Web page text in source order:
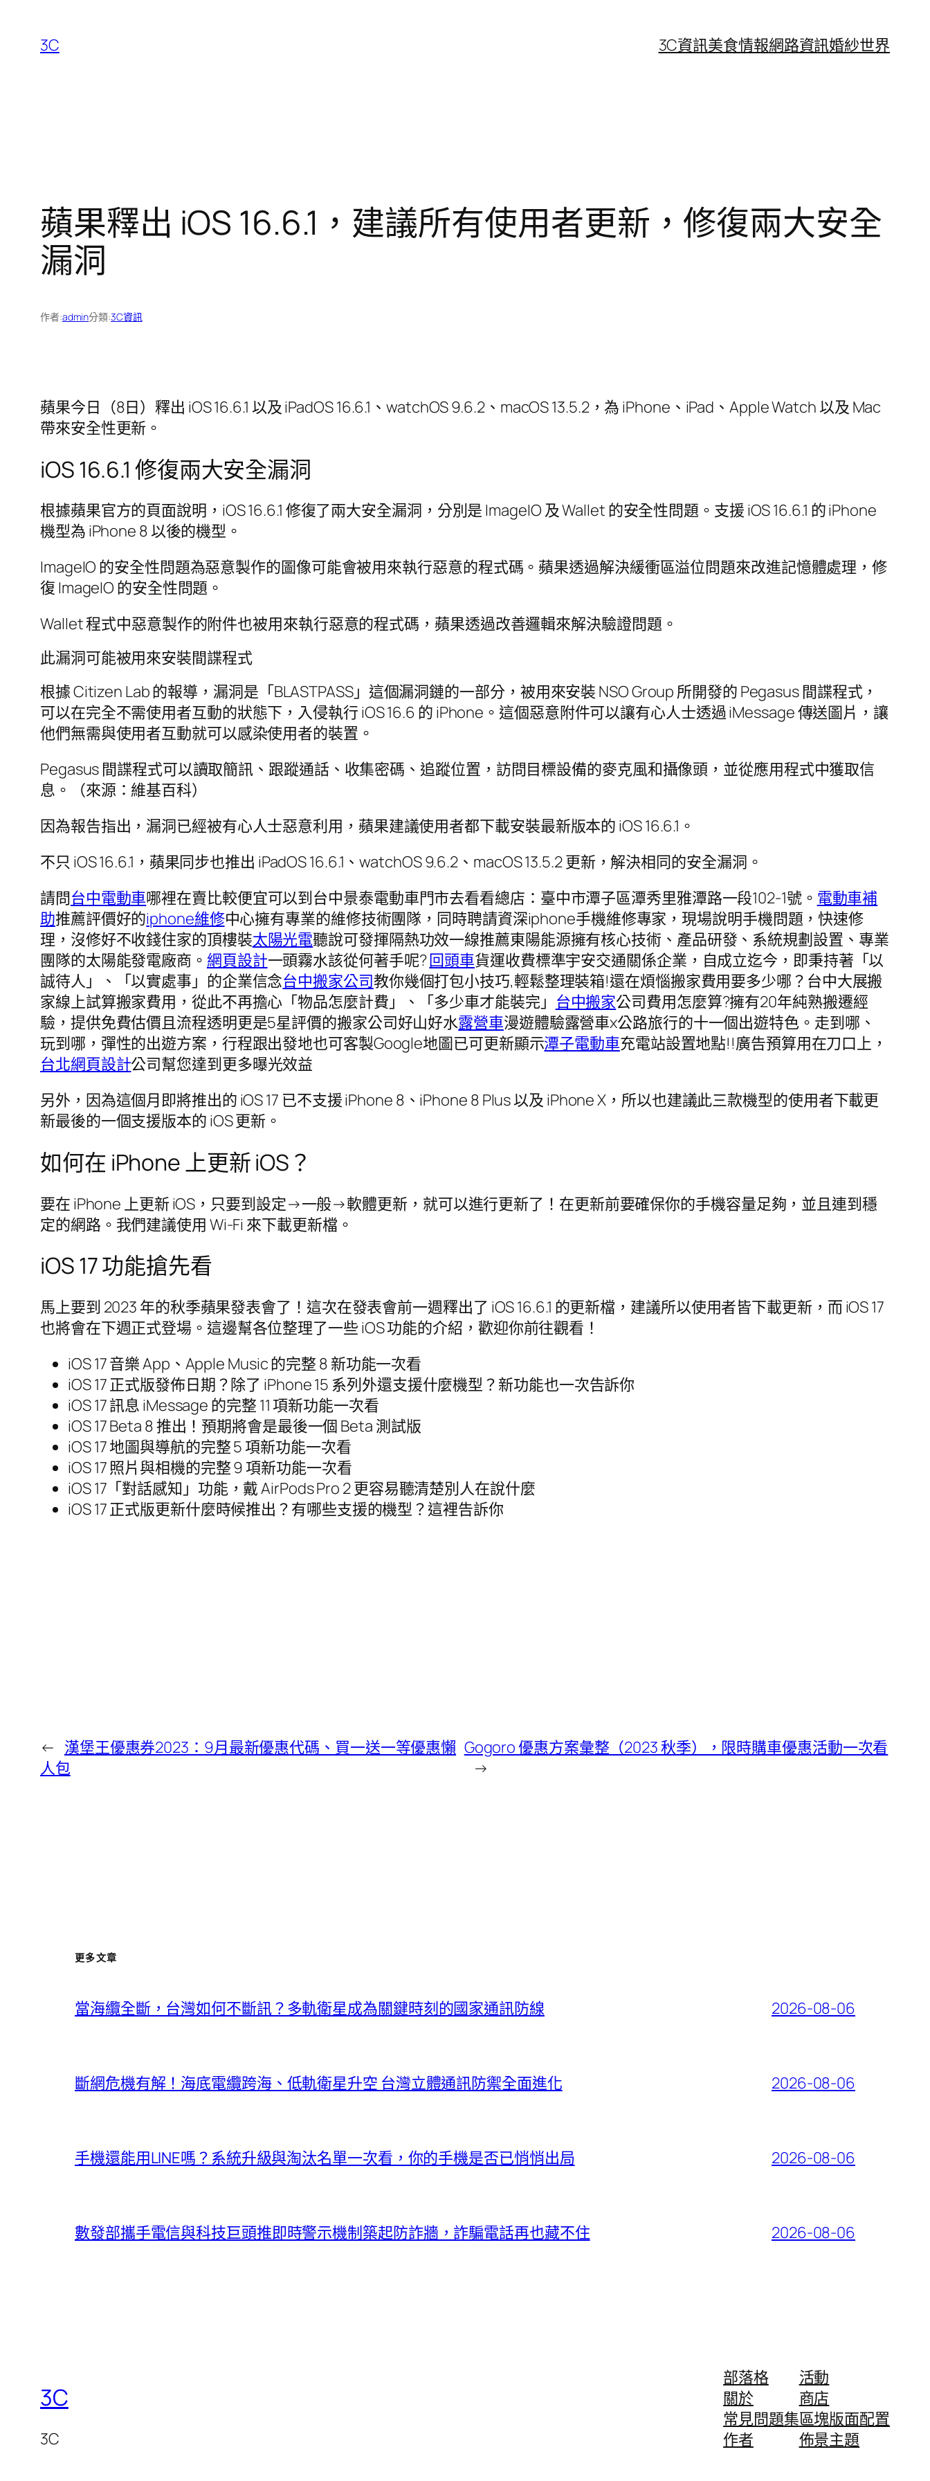
3C 3C資訊美食情報網路資訊婚紗世界
蘋果釋出 iOS 16.6.1，建議所有使用者更新，修復兩大安全
漏洞
作者:admin分類:3C資訊
蘋果今日（8日）釋出 iOS 16.6.1 以及 iPadOS 16.6.1、watchOS 9.6.2、macOS 13.5.2，為 iPhone、iPad、Apple Watch 以及 Mac
帶來安全性更新。
iOS 16.6.1 修復兩大安全漏洞
根據蘋果官方的頁面說明，iOS 16.6.1 修復了兩大安全漏洞，分別是 ImageIO 及 Wallet 的安全性問題。支援 iOS 16.6.1 的 iPhone
機型為 iPhone 8 以後的機型。
ImageIO 的安全性問題為惡意製作的圖像可能會被用來執行惡意的程式碼。蘋果透過解決緩衝區溢位問題來改進記憶體處理，修
復 ImageIO 的安全性問題。
Wallet 程式中惡意製作的附件也被用來執行惡意的程式碼，蘋果透過改善邏輯來解決驗證問題。
此漏洞可能被用來安裝間諜程式
根據 Citizen Lab 的報導，漏洞是「BLASTPASS」這個漏洞鏈的一部分，被用來安裝 NSO Group 所開發的 Pegasus 間諜程式，
可以在完全不需使用者互動的狀態下，入侵執行 iOS 16.6 的 iPhone。這個惡意附件可以讓有心人士透過 iMessage 傳送圖片，讓
他們無需與使用者互動就可以感染使用者的裝置。
Pegasus 間諜程式可以讀取簡訊、跟蹤通話、收集密碼、追蹤位置，訪問目標設備的麥克風和攝像頭，並從應用程式中獲取信
息。（來源：維基百科）
因為報告指出，漏洞已經被有心人士惡意利用，蘋果建議使用者都下載安裝最新版本的 iOS 16.6.1。
不只 iOS 16.6.1，蘋果同步也推出 iPadOS 16.6.1、watchOS 9.6.2、macOS 13.5.2 更新，解決相同的安全漏洞。
請問台中電動車哪裡在賣比較便宜可以到台中景泰電動車門市去看看總店：臺中市潭子區潭秀里雅潭路一段102-1號。 電動車補
助推薦評價好的iphone維修中心擁有專業的維修技術團隊，同時聘請資深iphone手機維修專家，現場說明手機問題，快速修
理，沒修好不收錢住家的頂樓裝太陽光電聽說可發揮隔熱功效一線推薦東陽能源擁有核心技術、產品研發、系統規劃設置、專業
團隊的太陽能發電廠商。 網頁設計一頭霧水該從何著手呢?回頭車貨運收費標準宇安交通關係企業，自成立迄今，即秉持著「以
誠待人」、「以實處事」的企業信念台中搬家公司教你幾個打包小技巧,輕鬆整理裝箱!還在煩惱搬家費用要多少哪？台中大展搬
家線上試算搬家費用，從此不再擔心「物品怎麼計費」、「多少車才能裝完」 台中搬家公司費用怎麼算?擁有20年純熟搬遷經
驗，提供免費估價且流程透明更是5星評價的搬家公司好山好水露營車漫遊體驗露營車x公路旅行的十一個出遊特色。走到哪、
玩到哪，彈性的出遊方案，行程跟出發地也可客製Google地圖已可更新顯示潭子電動車充電站設置地點!!廣告預算用在刀口上，
台北網頁設計公司幫您達到更多曝光效益
另外，因為這個月即將推出的 iOS 17 已不支援 iPhone 8、iPhone 8 Plus 以及 iPhone X，所以也建議此三款機型的使用者下載更
新最後的一個支援版本的 iOS 更新。
如何在 iPhone 上更新 iOS？
要在 iPhone 上更新 iOS，只要到設定→一般→軟體更新，就可以進行更新了！在更新前要確保你的手機容量足夠，並且連到穩
定的網路。我們建議使用 Wi-Fi 來下載更新檔。
iOS 17 功能搶先看
馬上要到 2023 年的秋季蘋果發表會了！這次在發表會前一週釋出了 iOS 16.6.1 的更新檔，建議所以使用者皆下載更新，而 iOS 17
也將會在下週正式登場。這邊幫各位整理了一些 iOS 功能的介紹，歡迎你前往觀看！
iOS 17 音樂 App、Apple Music 的完整 8 新功能一次看
iOS 17 正式版發佈日期？除了 iPhone 15 系列外還支援什麼機型？新功能也一次告訴你
iOS 17 訊息 iMessage 的完整 11 項新功能一次看
iOS 17 Beta 8 推出！預期將會是最後一個 Beta 測試版
iOS 17 地圖與導航的完整 5 項新功能一次看
iOS 17 照片與相機的完整 9 項新功能一次看
iOS 17「對話感知」功能，戴 AirPods Pro 2 更容易聽清楚別人在說什麼
iOS 17 正式版更新什麼時候推出？有哪些支援的機型？這裡告訴你
← 漢堡王優惠券2023：9月最新優惠代碼、買一送一等優惠懶
人包
Gogoro 優惠方案彙整（2023 秋季），限時購車優惠活動一次看
→
更多文章
當海纜全斷，台灣如何不斷訊？多軌衛星成為關鍵時刻的國家通訊防線 2026-08-06
斷網危機有解！海底電纜跨海、低軌衛星升空 台灣立體通訊防禦全面進化 2026-08-06
手機還能用LINE嗎？系統升級與淘汰名單一次看，你的手機是否已悄悄出局 2026-08-06
數發部攜手電信與科技巨頭推即時警示機制築起防詐牆，詐騙電話再也藏不住 2026-08-06
3C
3C
部落格
關於
常見問題集
作者
活動
商店
區塊版面配置
佈景主題